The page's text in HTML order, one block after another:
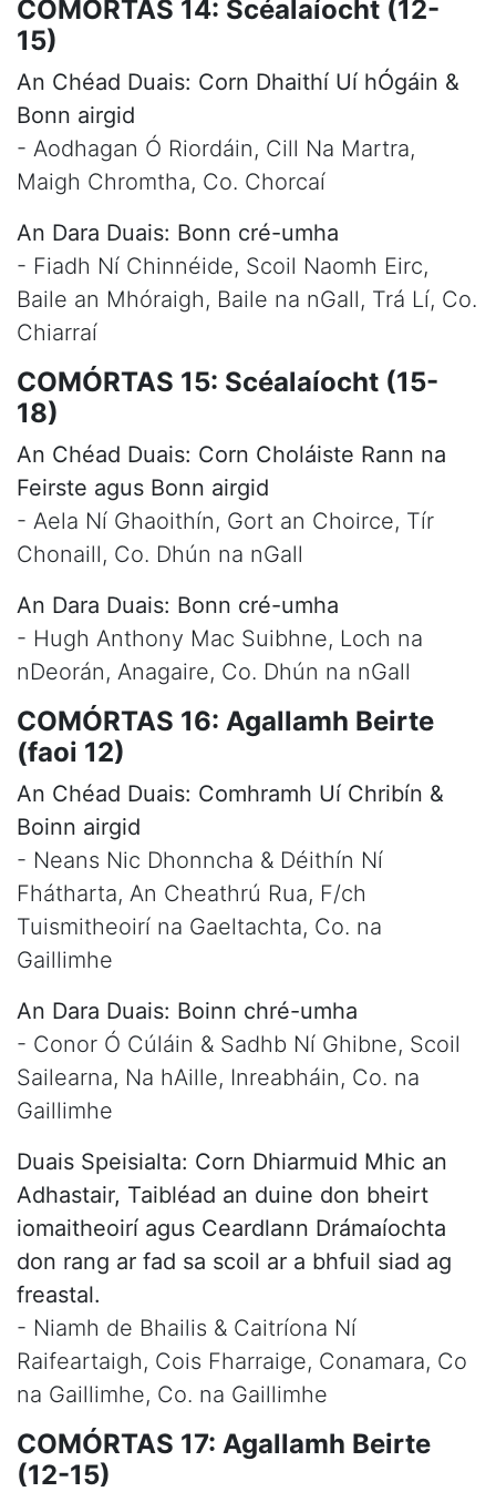
COMÓRTAS 14: Scéalaíocht (12-
15)
An Chéad Duais: Corn Dhaithí Uí hÓgáin &
Bonn airgid
- Aodhagan Ó Riordáin, Cill Na Martra,
Maigh Chromtha, Co. Chorcaí
An Dara Duais: Bonn cré-umha
- Fiadh Ní Chinnéide, Scoil Naomh Eirc,
Baile an Mhóraigh, Baile na nGall, Trá Lí, Co.
Chiarraí
COMÓRTAS 15: Scéalaíocht (15-
18)
An Chéad Duais: Corn Choláiste Rann na
Feirste agus Bonn airgid
- Aela Ní Ghaoithín, Gort an Choirce, Tír
Chonaill, Co. Dhún na nGall
An Dara Duais: Bonn cré-umha
- Hugh Anthony Mac Suibhne, Loch na
nDeorán, Anagaire, Co. Dhún na nGall
COMÓRTAS 16: Agallamh Beirte
(faoi 12)
An Chéad Duais: Comhramh Uí Chribín &
Boinn airgid
- Neans Nic Dhonncha & Déithín Ní
Fhátharta, An Cheathrú Rua, F/ch
Tuismitheoirí na Gaeltachta, Co. na
Gaillimhe
An Dara Duais: Boinn chré-umha
- Conor Ó Cúláin & Sadhb Ní Ghibne, Scoil
Sailearna, Na hAille, Inreabháin, Co. na
Gaillimhe
Duais Speisialta: Corn Dhiarmuid Mhic an
Adhastair, Taibléad an duine don bheirt
iomaitheoirí agus Ceardlann Drámaíochta
don rang ar fad sa scoil ar a bhfuil siad ag
freastal.
- Niamh de Bhailis & Caitríona Ní
Raifeartaigh, Cois Fharraige, Conamara, Co
na Gaillimhe, Co. na Gaillimhe
COMÓRTAS 17: Agallamh Beirte
(12-15)